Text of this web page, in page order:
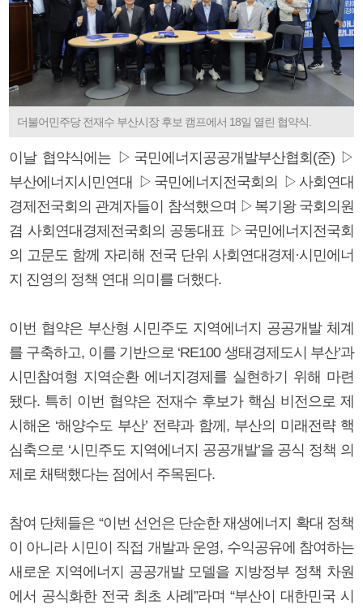
더불어민주당 전재수 부산시장 후보 캠프에서 18일 열린 협약식.
이날 협약식에는 ▷국민에너지공공개발부산협회(준) ▷
부산에너지시민연대 ▷국민에너지전국회의 ▷사회연대
경제전국회의 관계자들이 참석했으며 ▷복기왕 국회의원
겸 사회연대경제전국회의 공동대표 ▷국민에너지전국회
의 고문도 함께 자리해 전국 단위 사회연대경제·시민에너
지 진영의 정책 연대 의미를 더했다.
이번 협약은 부산형 시민주도 지역에너지 공공개발 체계
를 구축하고, 이를 기반으로 ‘RE100 생태경제도시 부산’과
시민참여형 지역순환 에너지경제를 실현하기 위해 마련
됐다. 특히 이번 협약은 전재수 후보가 핵심 비전으로 제
시해온 ‘해양수도 부산’ 전략과 함께, 부산의 미래전략 핵
심축으로 ‘시민주도 지역에너지 공공개발’을 공식 정책 의
제로 채택했다는 점에서 주목된다.
참여 단체들은 “이번 선언은 단순한 재생에너지 확대 정책
이 아니라 시민이 직접 개발과 운영, 수익공유에 참여하는
새로운 지역에너지 공공개발 모델을 지방정부 정책 차원
에서 공식화한 전국 최초 사례”라며 “부산이 대한민국 시